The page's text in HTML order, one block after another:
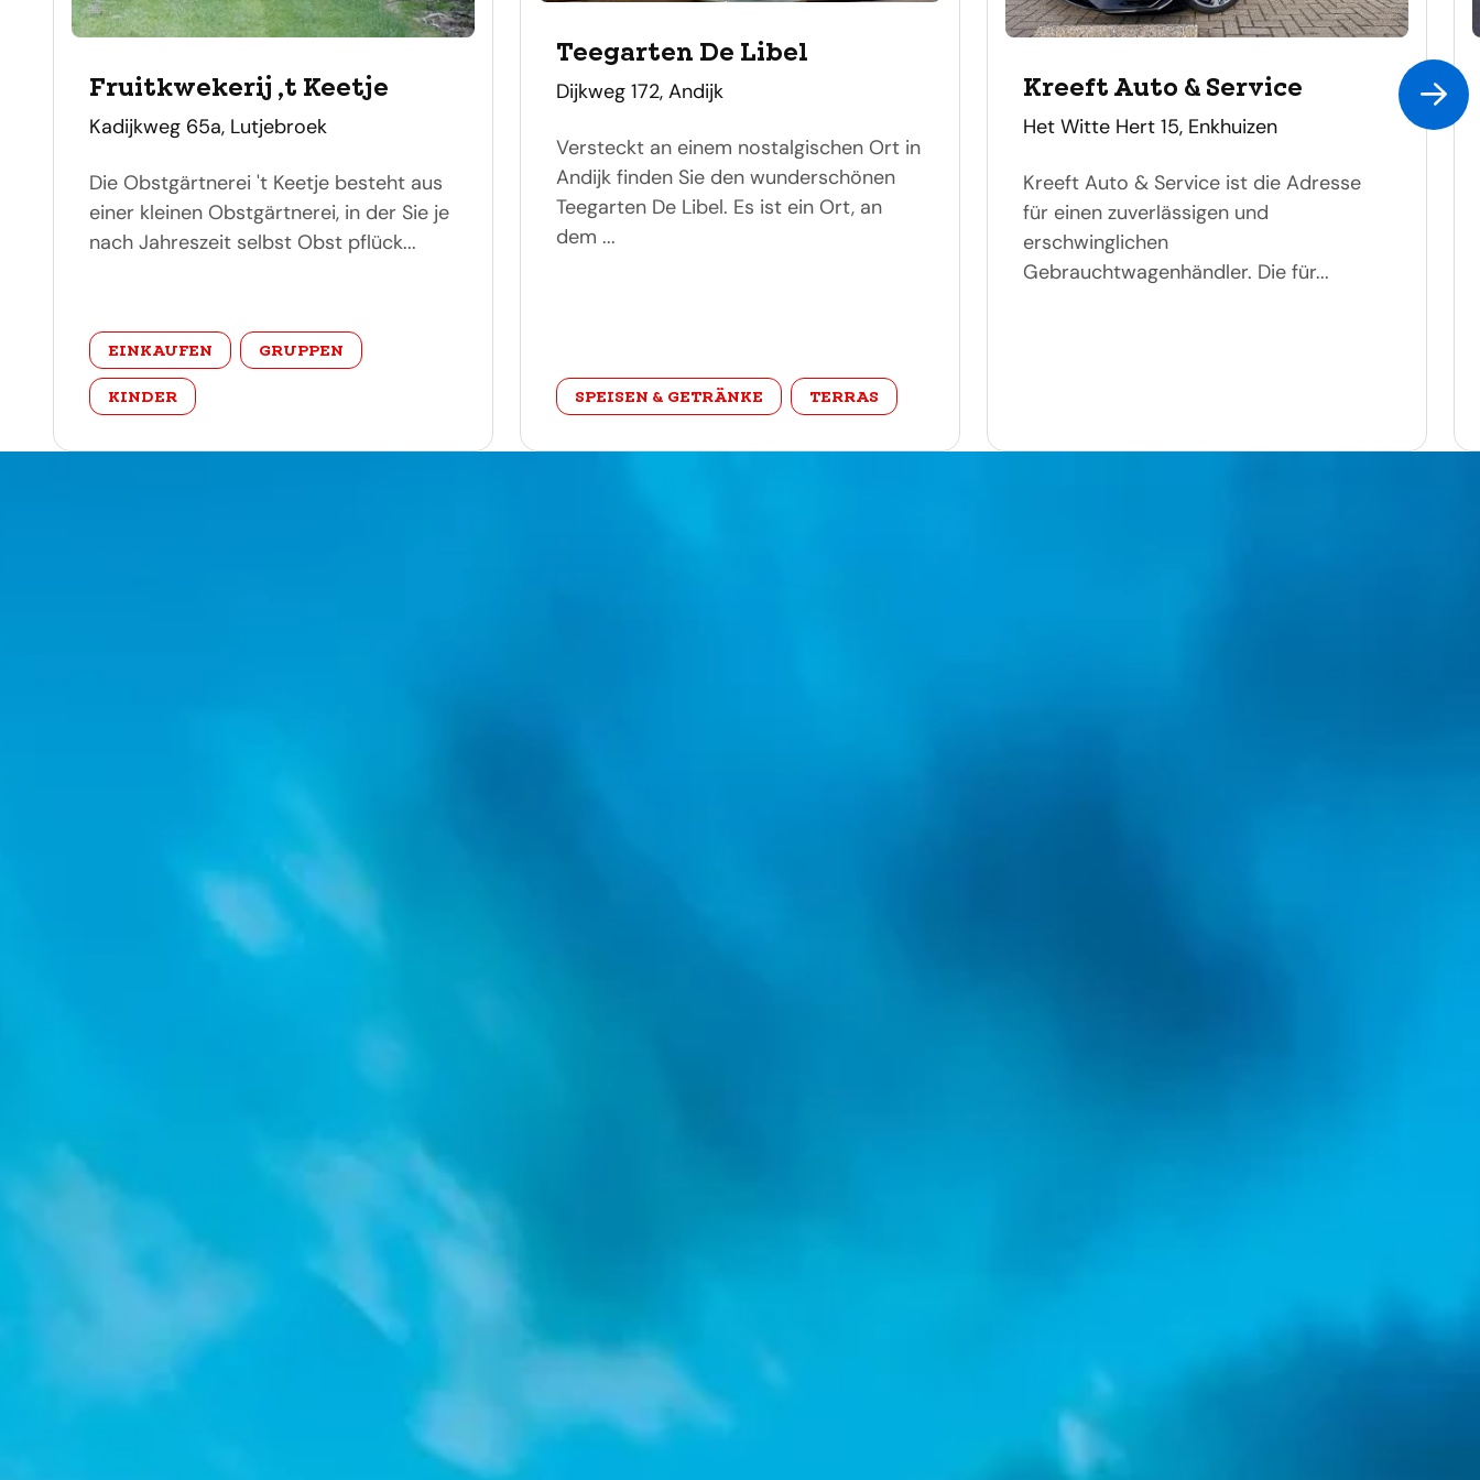
Fruitkwekerij ‚t Keetje
adres
Kadijkweg 65a, Lutjebroek
Die Obstgärtnerei 't Keetje besteht aus
einer kleinen Obstgärtnerei, in der Sie je
nach Jahreszeit selbst Obst pflück...
categorie
EINKAUFEN GRUPPEN
KINDER
Teegarten De Libel
adres
Dijkweg 172, Andijk
Versteckt an einem nostalgischen Ort in
Andijk finden Sie den wunderschönen
Teegarten De Libel. Es ist ein Ort, an
dem ...
categorie
SPEISEN & GETRÄNKE TERRAS
Kreeft Auto & Service
adres
Het Witte Hert 15, Enkhuizen
Kreeft Auto & Service ist die Adresse
für einen zuverlässigen und
erschwinglichen
Gebrauchtwagenhändler. Die für...